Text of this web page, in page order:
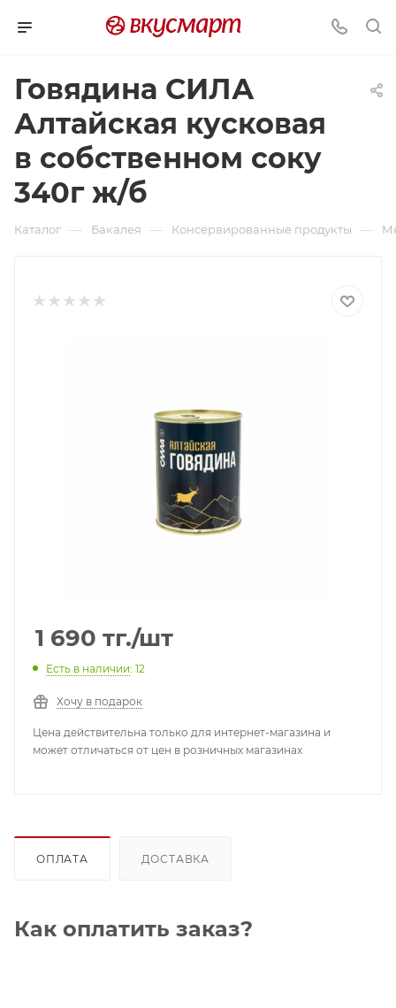
Говядина СИЛА
Алтайская кусковая
в собственном соку
340г ж/б
Каталог — Бакалея — Консервированные продукты —
1 690 тг./шт
Есть в наличии: 12
Хочу в подарок
Цена действительна только для интернет-магазина и
может отличаться от цен в розничных магазинах
ОПЛАТА ДОСТАВКА
Как оплатить заказ?